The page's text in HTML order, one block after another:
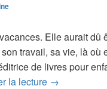
Elle aurait dû
travail, sa vie, là où
de livres pour
la lecture Chapitre 2
→